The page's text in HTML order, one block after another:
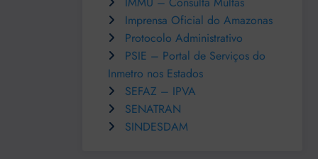
Imprensa Oficial do Amazonas
Protocolo Administrativo
PSIE – Portal de Serviços do
Inmetro nos Estados
SEFAZ – IPVA
SENATRAN
SINDESDAM